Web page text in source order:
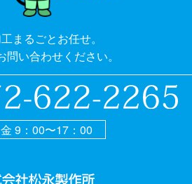
まるごとお任せ。
問い合わせください。
9：00〜17：00